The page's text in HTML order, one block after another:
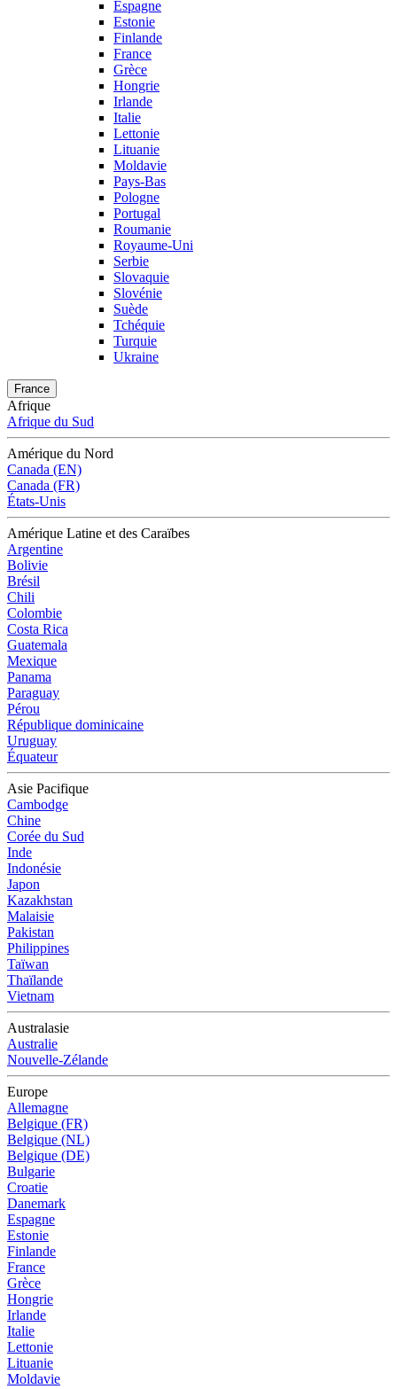
Espagne
Estonie
Finlande
France
Grèce
Hongrie
Irlande
Italie
Lettonie
Lituanie
Moldavie
Pays-Bas
Pologne
Portugal
Roumanie
Royaume-Uni
Serbie
Slovaquie
Slovénie
Suède
Tchéquie
Turquie
Ukraine
France
Afrique
Afrique du Sud
Amérique du Nord
Canada (EN)
Canada (FR)
États-Unis
Amérique Latine et des Caraïbes
Argentine
Bolivie
Brésil
Chili
Colombie
Costa Rica
Guatemala
Mexique
Panama
Paraguay
Pérou
République dominicaine
Uruguay
Équateur
Asie Pacifique
Cambodge
Chine
Corée du Sud
Inde
Indonésie
Japon
Kazakhstan
Malaisie
Pakistan
Philippines
Taïwan
Thaïlande
Vietnam
Australasie
Australie
Nouvelle-Zélande
Europe
Allemagne
Belgique (FR)
Belgique (NL)
Belgique (DE)
Bulgarie
Croatie
Danemark
Espagne
Estonie
Finlande
France
Grèce
Hongrie
Irlande
Italie
Lettonie
Lituanie
Moldavie